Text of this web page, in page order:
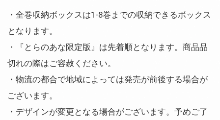
・全巻収納ボックスは1-8巻までの収納できるボックス
となります。
・『とらのあな限定版』は先着順となります。商品品
切れの際はご容赦ください。
・物流の都合で地域によっては発売が前後する場合が
ございます。
・デザインが変更となる場合がございます。予めご了